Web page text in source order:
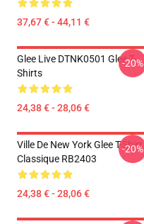
37,67 € - 44,11 €
Glee Live DTNK0501 Glee T-
Shirts
24,38 € - 28,06 €
-20%
Ville De New York Glee T-Shirt
Classique RB2403
24,38 € - 28,06 €
-20%